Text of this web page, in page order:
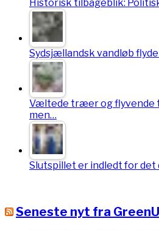
Historisk tilbageblik:
Sydsjællandsk vandløb
Væltede træer og flyvende
men…
Slutspillet er indledt for det
Seneste nyt fra